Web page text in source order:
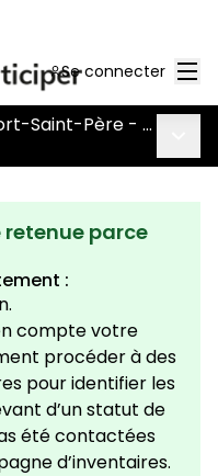
Se connecter
Concertation sur la section Port-Saint-Père - Le Pont Béranger de la route Nantes-Pornic
parce
:
compte votre
procéder à des
pour identifier les
d’un statut de
été contactées
d’inventaires.